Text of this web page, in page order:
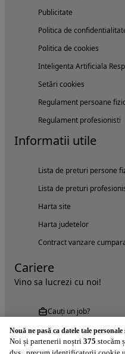
Publicitate
Politica de
Politica de cookies
Inteligenta Artificiala
Setări cookies
Regulament persoane
Regulament profesionisti
Informatii utile
Lista de preturi persone
Lista de preturi
Harta site
Harta judetelor
Contract vanzare
Cariere
Vino sa lucrezi cu noi!
Cauți un job?
Nouă ne pasă ca datele tale
Noi și partenerii noștri 375 stocăm